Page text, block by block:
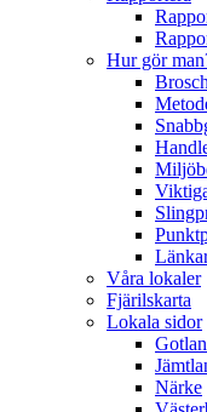
Hur gör
Våra lokaler
Fjärilskarta
Lokala sidor
Närke